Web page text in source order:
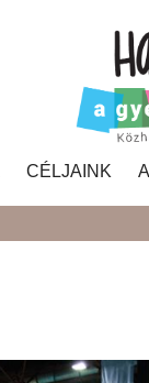
CÉLJAINK